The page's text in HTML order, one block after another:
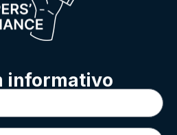
informativo